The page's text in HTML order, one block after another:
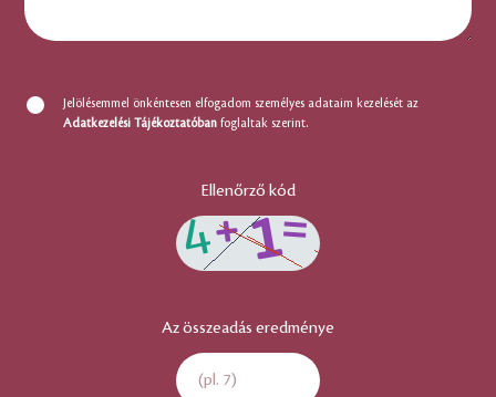
Jelölésemmel önkéntesen elfogadom személyes adataim kezelését az
Adatkezelési Tájékoztatóbanfoglaltak szerint.
Ellenőrző kód
Az összeadás eredménye